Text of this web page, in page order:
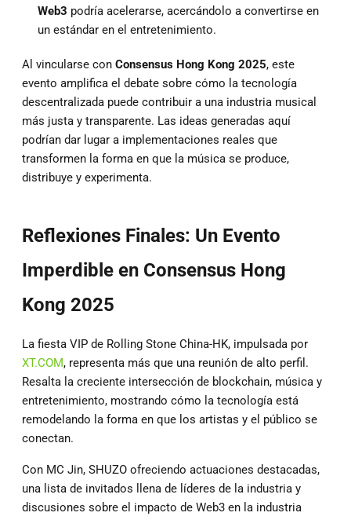
Web3 podría acelerarse, acercándolo a convertirse en
un estándar en el entretenimiento.
Al vincularse con Consensus Hong Kong 2025, este
evento amplifica el debate sobre cómo la tecnología
descentralizada puede contribuir a una industria musical
más justa y transparente. Las ideas generadas aquí
podrían dar lugar a implementaciones reales que
transformen la forma en que la música se produce,
distribuye y experimenta.
Reflexiones Finales: Un Evento
Imperdible en Consensus Hong
Kong 2025
La fiesta VIP de Rolling Stone China-HK, impulsada por
XT.COM, representa más que una reunión de alto perfil.
Resalta la creciente intersección de blockchain, música y
entretenimiento, mostrando cómo la tecnología está
remodelando la forma en que los artistas y el público se
conectan.
Con MC Jin, SHUZO ofreciendo actuaciones destacadas,
una lista de invitados llena de líderes de la industria y
discusiones sobre el impacto de Web3 en la industria